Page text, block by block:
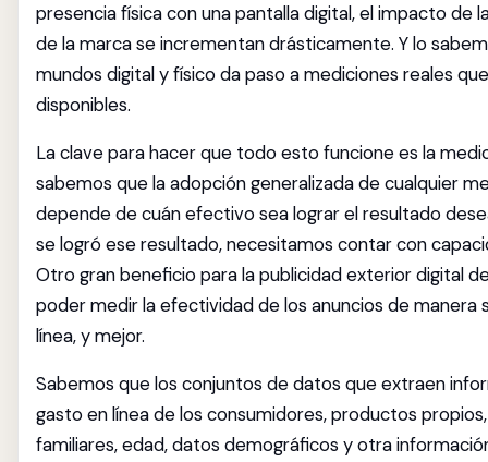
presencia física con una pantalla digital, el impacto de
de la marca se incrementan drásticamente. Y lo
mundos digital y físico da paso a mediciones reales
disponibles.
La clave para hacer que todo esto funcione es la
sabemos que la adopción generalizada de cualquier
depende de cuán efectivo sea lograr el resultado
se logró ese resultado, necesitamos contar con
Otro gran beneficio para la publicidad exterior digital
poder medir la efectividad de los anuncios de manera
línea, y mejor.
Sabemos que los conjuntos de datos que extraen
gasto en línea de los consumidores, productos
familiares, edad, datos demográficos y otra